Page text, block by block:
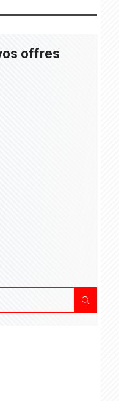
offres